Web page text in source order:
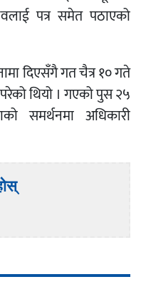
पत्र समेत पठाएको
दिएसँगै गत चैत्र १० गते
थियो । गएको पुस २५
समर्थनमा अधिकारी